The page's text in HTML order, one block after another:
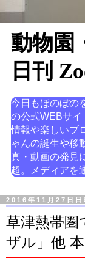
動物園
日刊
今日もほのぼの
の公式WEBサイ
情報や楽しいブ
ゃんの誕生や移
真・動画の発見
超。メディアを
2016年11月27日日
草津熱帯圏
ザル」他